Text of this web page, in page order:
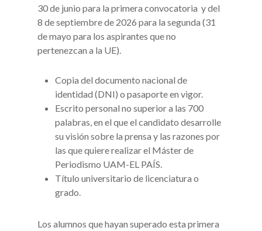
30 de junio para la primera convocatoria y del
8 de septiembre de 2026 para la segunda (31
de mayo para los aspirantes que no
pertenezcan a la UE).
Copia del documento nacional de
identidad (DNI) o pasaporte en vigor.
Escrito personal no superior a las 700
palabras, en el que el candidato desarrolle
su visión sobre la prensa y las razones por
las que quiere realizar el Máster de
Periodismo UAM-EL PAÍS.
Título universitario de licenciatura o
grado.
Los alumnos que hayan superado esta primera